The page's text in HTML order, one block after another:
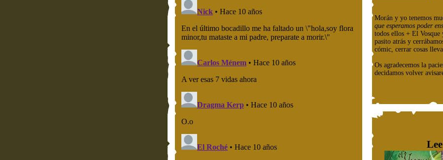
Morán y yo tenemos
que esperamos poder
todos ellos + El Vosque
pasito atrás y
cómic, cerrar cosas
Os agradecemos la
decidamos volver